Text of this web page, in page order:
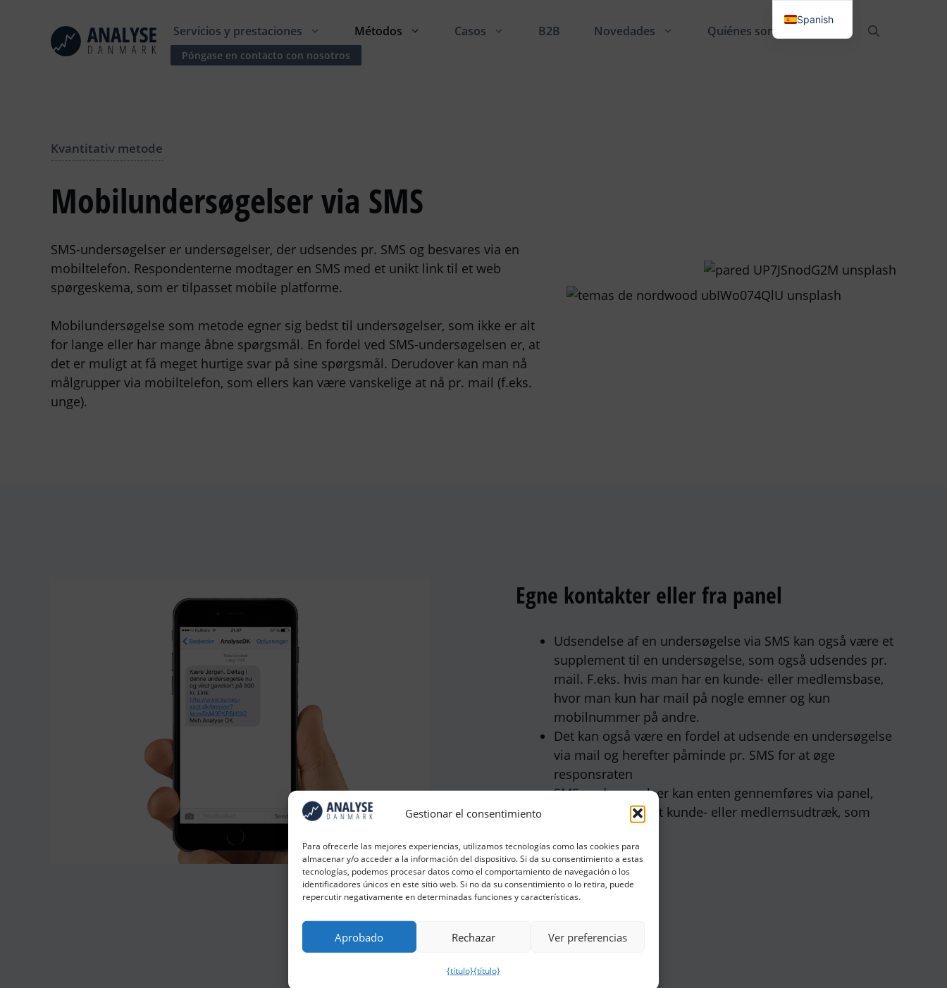
Gestionar el consentimiento
Para ofrecerle las mejores experiencias, utilizamos tecnologías como las cookies para
almacenar y/o acceder a la información del dispositivo. Si da su consentimiento a estas
tecnologías, podemos procesar datos como el comportamiento de navegación o los
identificadores únicos en este sitio web. Si no da su consentimiento o lo retira, puede
repercutir negativamente en determinadas funciones y características.
Aprobado Rechazar Ver preferencias
{título}{título}
contenido
Servicios y prestaciones Métodos Casos B2B Novedades Quiénes somos
Póngase en contacto con nosotros
Kvantitativ metode
Mobilundersøgelser via SMS
SMS-undersøgelser er undersøgelser, der udsendes pr. SMS og besvares via en
mobiltelefon. Respondenterne modtager en SMS med et unikt link til et web
spørgeskema, som er tilpasset mobile platforme.
Mobilundersøgelse som metode egner sig bedst til undersøgelser, som ikke er alt
for lange eller har mange åbne spørgsmål. En fordel ved SMS-undersøgelsen er, at
det er muligt at få meget hurtige svar på sine spørgsmål. Derudover kan man nå
målgrupper via mobiltelefon, som ellers kan være vanskelige at nå pr. mail (f.eks.
unge).
Egne kontakter eller fra panel
Udsendelse af en undersøgelse via SMS kan også være et
supplement til en undersøgelse, som også udsendes pr.
mail. F.eks. hvis man har en kunde- eller medlemsbase,
hvor man kun har mail på nogle emner og kun
mobilnummer på andre.
Det kan også være en fordel at udsende en undersøgelse
via mail og herefter påminde pr. SMS for at øge
responsraten
SMS-undersøgelser kan enten gennemføres via panel,
eller baseres på et kunde- eller medlemsudtræk, som
Spanish
Danish